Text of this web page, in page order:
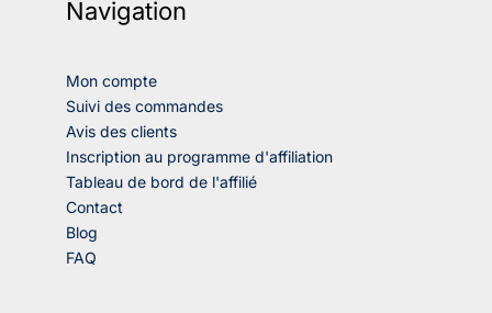
Navigation
Mon compte
Suivi des commandes
Avis des clients
Inscription au programme d'affiliation
Tableau de bord de l'affilié
Contact
Blog
FAQ